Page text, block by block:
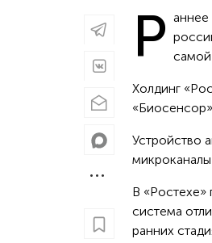
Р аннее
самой
Холдинг
Устройство
В «Ростехе»
система
ранних